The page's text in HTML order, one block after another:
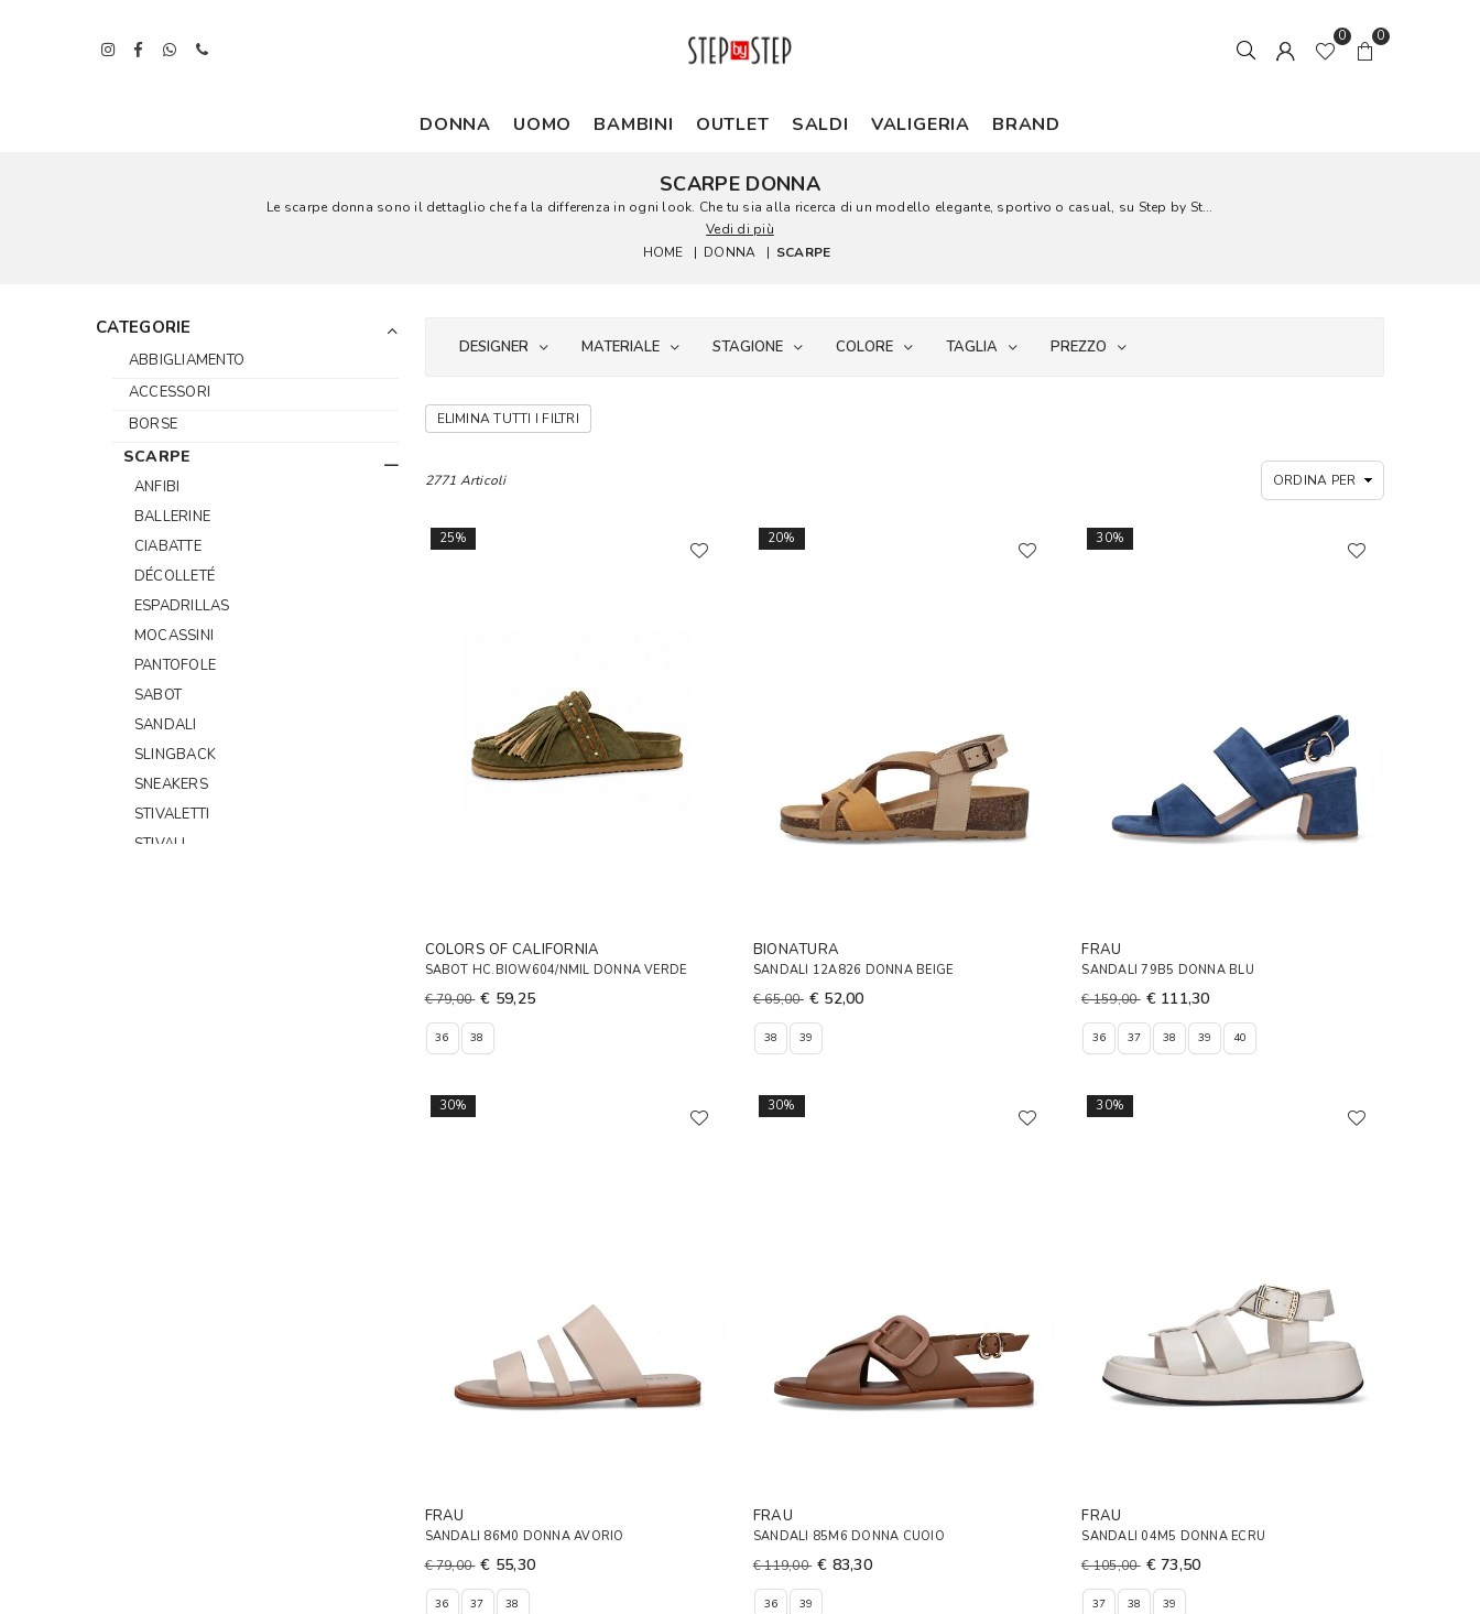
0 0
DONNA UOMO BAMBINI OUTLET SALDI VALIGERIA BRAND
SCARPE DONNA
Le scarpe donna sono il dettaglio che fa la differenza in ogni look. Che tu sia alla ricerca di un modello elegante, sportivo o casual, su Step by St...
Vedi di più
HOME
| DONNA | SCARPE
CATEGORIE
ABBIGLIAMENTO
ACCESSORI
BORSE
SCARPE
ANFIBI
BALLERINE
CIABATTE
DÉCOLLETÉ
ESPADRILLAS
MOCASSINI
PANTOFOLE
SABOT
SANDALI
SLINGBACK
SNEAKERS
STIVALETTI
STIVALI
DESIGNER MATERIALE STAGIONE COLORE TAGLIA PREZZO
ELIMINA TUTTI I FILTRI
2771 Articoli
25%
COLORS OF CALIFORNIA
SABOT HC.BIOW604/NMIL DONNA VERDE
€ 79,00 € 59,25
36 38
20%
BIONATURA
SANDALI 12A826 DONNA BEIGE
€ 65,00 € 52,00
38 39
30%
FRAU
SANDALI 79B5 DONNA BLU
€ 159,00 € 111,30
36 37 38 39 40
30%
FRAU
SANDALI 86M0 DONNA AVORIO
€ 79,00 € 55,30
36 37 38
30%
FRAU
SANDALI 85M6 DONNA CUOIO
€ 119,00 € 83,30
36 39
30%
FRAU
SANDALI 04M5 DONNA ECRU
€ 105,00 € 73,50
37 38 39